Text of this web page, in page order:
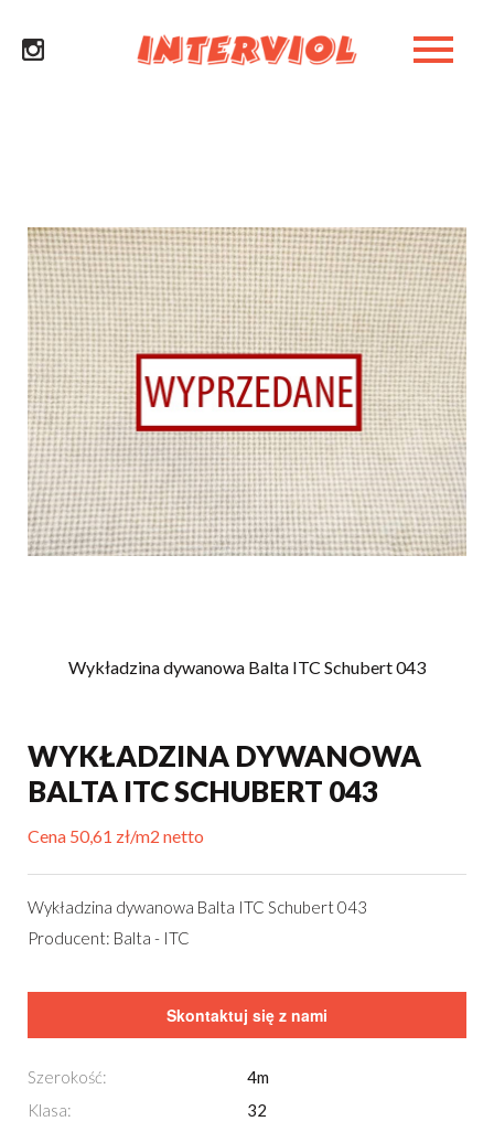
Wykładzina dywanowa Balta ITC Schubert 043
WYKŁADZINA DYWANOWA
BALTA ITC SCHUBERT 043
Cena 50,61 zł/m2 netto
Wykładzina dywanowa Balta ITC Schubert 043
Producent: Balta - ITC
Skontaktuj się z nami
Szerokość:
4m
Klasa:
32